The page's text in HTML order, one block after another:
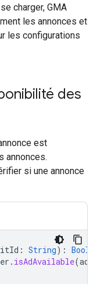
charger, GMA
les annonces et
les configurations
des
est
annonces.
si une annonce
: String):
. isAdAvailable(